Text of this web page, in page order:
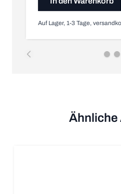
Auf Lager, 1-3 Tage,
Ähnliche